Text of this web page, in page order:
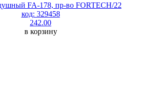
FA-178, пр-во FORTECH/22
код: 329458
242.00
в корзину